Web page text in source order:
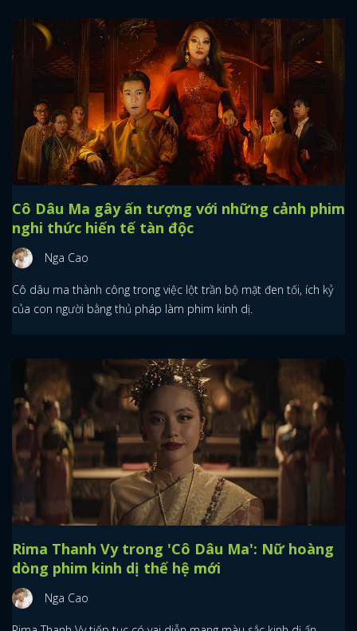
Cô Dâu Ma gây ấn tượng với những cảnh phim
nghi thức hiến tế tàn độc
Nga Cao
Cô dâu ma thành công trong việc lột trần bộ mặt đen tối, ích kỷ
của con người bằng thủ pháp làm phim kinh dị.
Rima Thanh Vy trong 'Cô Dâu Ma': Nữ hoàng
dòng phim kinh dị thế hệ mới
Nga Cao